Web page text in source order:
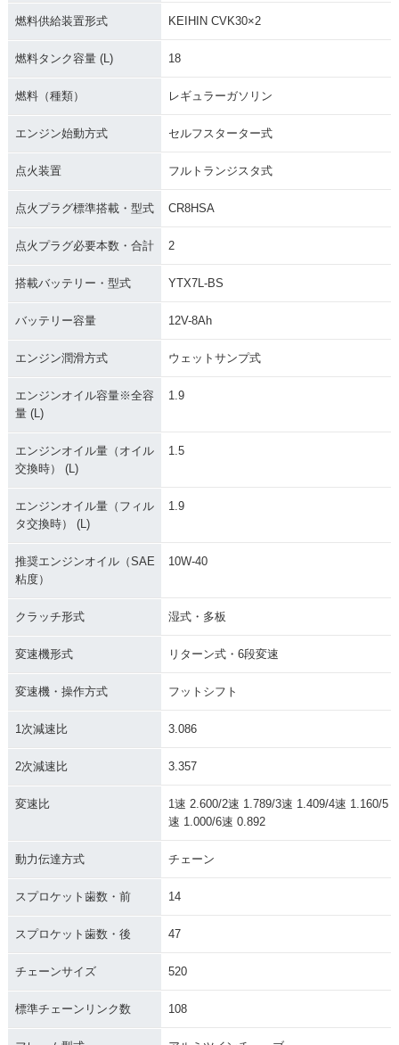
燃料供給装置形式 KEIHIN CVK30×2
燃料タンク容量 (L) 18
燃料（種類） レギュラーガソリン
エンジン始動方式 セルフスターター式
点火装置 フルトランジスタ式
点火プラグ標準搭載・型式 CR8HSA
点火プラグ必要本数・合計 2
搭載バッテリー・型式 YTX7L-BS
バッテリー容量 12V-8Ah
エンジン潤滑方式 ウェットサンプ式
エンジンオイル容量※全容
量 (L)
1.9
エンジンオイル量（オイル
交換時） (L)
1.5
エンジンオイル量（フィル
タ交換時） (L)
1.9
推奨エンジンオイル（SAE
粘度）
10W-40
クラッチ形式 湿式・多板
変速機形式 リターン式・6段変速
変速機・操作方式 フットシフト
1次減速比 3.086
2次減速比 3.357
変速比
1速 2.600/2速 1.789/3速 1.409/4速 1.160/5
速 1.000/6速 0.892
動力伝達方式 チェーン
スプロケット歯数・前 14
スプロケット歯数・後 47
チェーンサイズ 520
標準チェーンリンク数 108